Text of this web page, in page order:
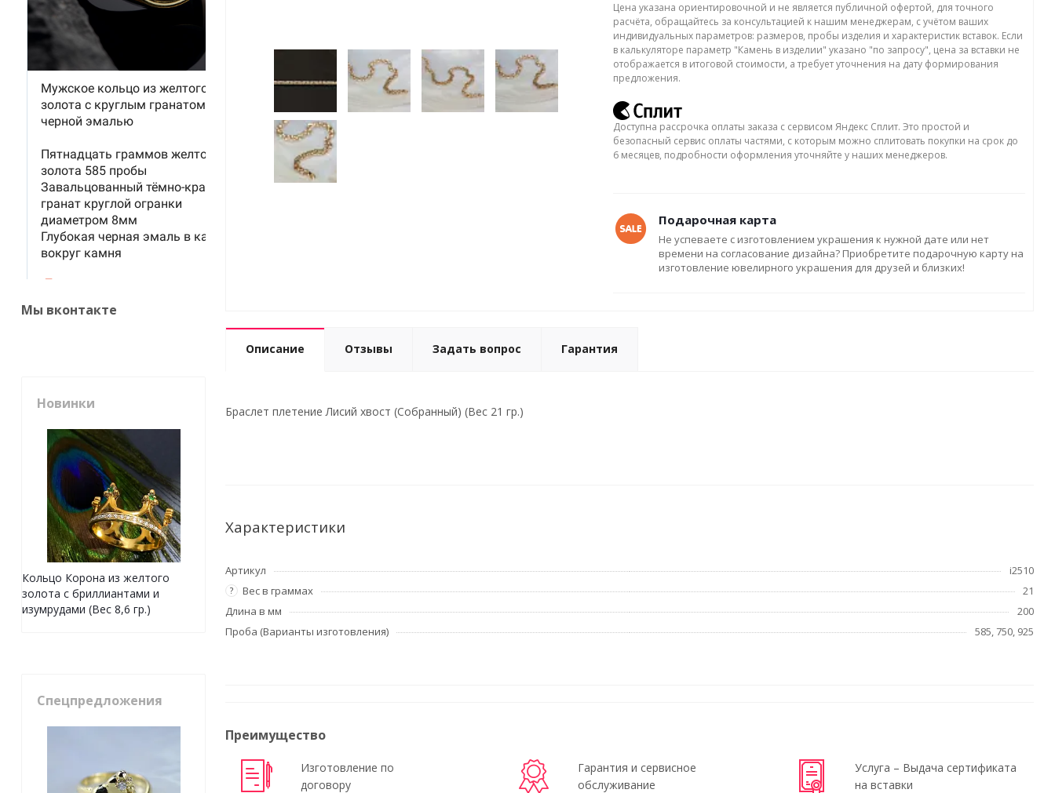
Цена указана ориентировочной и не является публичной офертой, для точного
расчёта, обращайтесь за консультацией к нашим менеджерам, с учётом ваших
индивидуальных параметров: размеров, пробы изделия и характеристик вставок. Если
в калькуляторе параметр "Камень в изделии" указано "по запросу", цена за вставки не
отображается в итоговой стоимости, а требует уточнения на дату формирования
предложения.
Доступна рассрочка оплаты заказа с сервисом Яндекс Сплит. Это простой и
безопасный сервис оплаты частями, с которым можно сплитовать покупки на срок до
6 месяцев, подробности оформления уточняйте у наших менеджеров.
Подарочная карта
Не успеваете с изготовлением украшения к нужной дате или нет
времени на согласование дизайна? Приобретите подарочную карту на
изготовление ювелирного украшения для друзей и близких!
Описание Отзывы Задать вопрос Гарантия
Браслет плетение Лисий хвост (Собранный) (Вес 21 гр.)
Характеристики
Артикул i2510
? Вес в граммах
21
Длина в мм
200
Проба (Варианты изготовления)
585, 750, 925
Преимущество
Изготовление по
договору
Гарантия и сервисное
обслуживание
Услуга – Выдача сертификата
на вставки
Мы вконтакте
Новинки
Кольцо Корона из желтого
золота с бриллиантами и
изумрудами (Вес 8,6 гр.)
Спецпредложения